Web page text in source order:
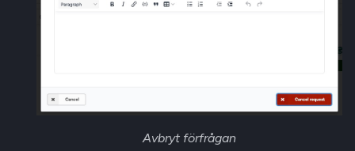
Avbryt förfrågan